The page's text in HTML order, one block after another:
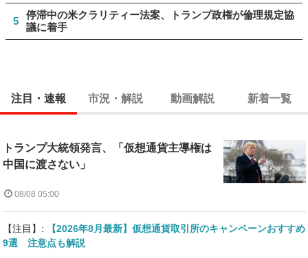
5
停滞中の米クラリティー法案、トランプ政権が倫理規定協
議に着手
注目・速報 市況・解説 動画解説 新着一覧
トランプ大統領発言、「仮想通貨主導権は
中国に渡さない」
08/08 05:00
【注目】:
【2026年8月最新】仮想通貨取引所のキャンペーンおすすめ
9選 注意点も解説